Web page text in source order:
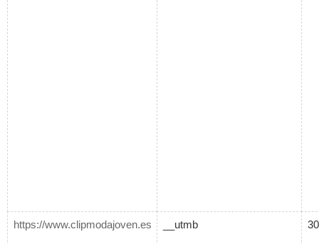
https://www.clipmodajoven.es __utmb